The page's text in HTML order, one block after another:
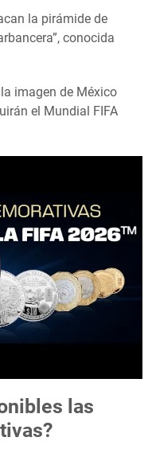
la pirámide de
conocida
imagen de México
el Mundial FIFA
las